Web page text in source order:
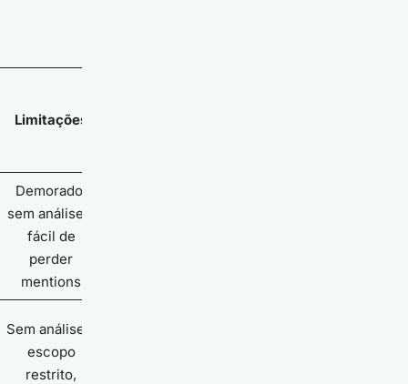
Limitações
Demorado,
sem análises,
fácil de
perder
mentions
Sem análises,
escopo
restrito,